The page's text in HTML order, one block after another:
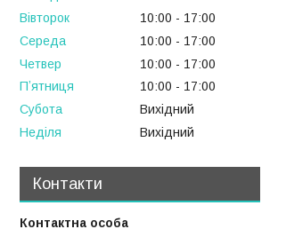
Вівторок
10:00
17:00
Середа
10:00
17:00
Четвер
10:00
17:00
Пʼятниця
10:00
17:00
Субота
Вихідний
Неділя
Вихідний
Контакти